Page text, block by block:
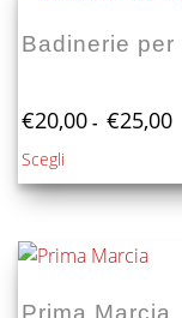
Badinerie per
€20,00 - €25,00
Scegli
prodotto
Prima Marcia